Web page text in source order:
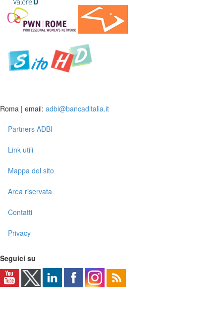
Roma | email: adbi@bancaditalia.it
Partners ADBI
Link utili
Mappa del sito
Area riservata
Contatti
Privacy
Seguici su